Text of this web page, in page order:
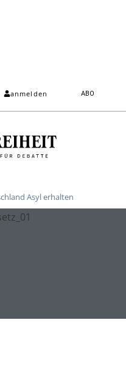
anmelden ABO
Asyl erhalten